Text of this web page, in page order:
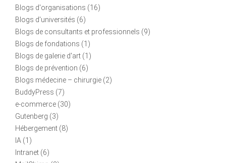
Blogs d'organisations (16)
Blogs d'universités (6)
Blogs de consultants et professionnels (9)
Blogs de fondations (1)
Blogs de galerie d'art (1)
Blogs de prévention (6)
Blogs médecine – chirurgie (2)
BuddyPress (7)
e-commerce (30)
Gutenberg (3)
Hébergement (8)
IA (1)
Intranet (6)